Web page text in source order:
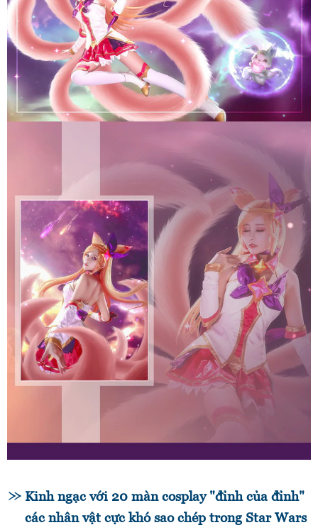
Kinh ngạc với 20 màn cosplay "đỉnh của đỉnh"
các nhân vật cực khó sao chép trong Star Wars